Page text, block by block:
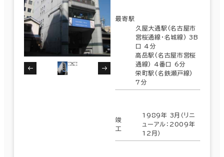
最寄駅
久屋大通駅(名古屋市
営桜通線･名城線) 3B
口 4分
高岳駅(名古屋市営桜
通線) 4番口 6分
栄町駅(名鉄瀬戸線)
7分
竣
工
1989年 3月（リニ
ューアル：2009年
12月）